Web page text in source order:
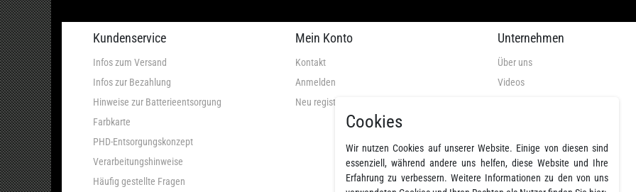
Kundenservice
Infos zum Versand
Infos zur Bezahlung
Hinweise zur Batterieentsorgung
Farbkarte
PHD-Entsorgungskonzept
Verarbeitungshinweise
Häufig gestellte Fragen
Mein Konto
Kontakt
Anmelden
Neu registrieren
Unternehmen
Über uns
Videos
Widerrufsrecht
Widerrufsformular
Impressum
Cookies
Wir nutzen Cookies auf unserer Website. Einige von diesen sind
essenziell, während andere uns helfen, diese Website und Ihre
Erfahrung zu verbessern. Weitere Informationen zu den von uns